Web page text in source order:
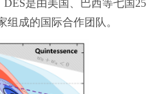
是由美国、巴西等七国25
组成的国际合作团队。